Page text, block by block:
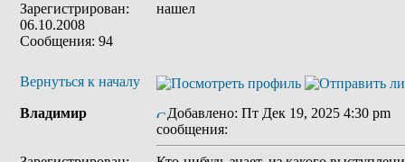
Зарегистрирован:
06.10.2008
Сообщения: 94
нашел
Вернуться к началу
Владимир Добавлено: Пт Дек 19, 2025 4:30 pm
сообщения: